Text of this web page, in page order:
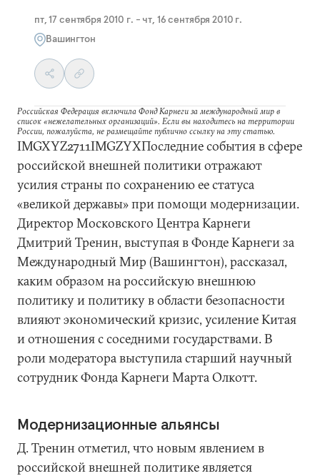
пт, 17 сентября 2010 г. - чт, 16 сентября 2010 г.
Вашингтон
Российская Федерация включила Фонд Карнеги за международный мир в
список «нежелательных организаций». Если вы находитесь на территории
России, пожалуйста, не размещайте публично ссылку на эту статью.
IMGXYZ2711IMGZYXПоследние события в сфере
российской внешней политики отражают
усилия страны по сохранению ее статуса
«великой державы» при помощи модернизации.
Директор Московского Центра Карнеги
Дмитрий Тренин, выступая в Фонде Карнеги за
Международный Мир (Вашингтон), рассказал,
каким образом на российскую внешнюю
политику и политику в области безопасности
влияют экономический кризис, усиление Китая
и отношения с соседними государствами. В
роли модератора выступила старший научный
сотрудник Фонда Карнеги Марта Олкотт.
Модернизационные альянсы
Д. Тренин отметил, что новым явлением в
российской внешней политике является